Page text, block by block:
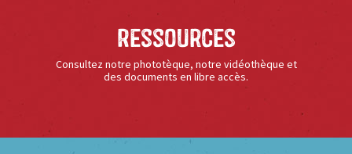
Ressources
Consultez notre phototèque, notre vidéothèque et
des documents en libre accès.